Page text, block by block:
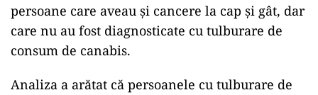
persoane care aveau și cancere la cap și gât, dar
care nu au fost diagnosticate cu tulburare de
consum de canabis.
Analiza a arătat că persoanele cu tulburare de